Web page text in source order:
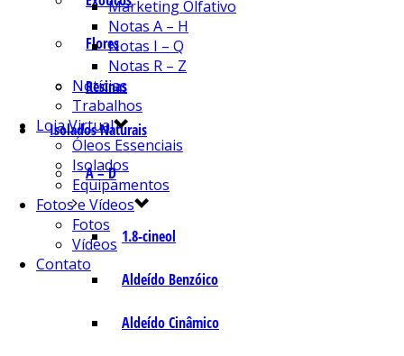
Flores
Resinas
Isolados Naturais
A – D
1.8-cineol
Aldeído Benzóico
Aldeído Cinâmico
Marketing Olfativo
Notas A – H
Notas I – Q
Notas R – Z
Notícias
Trabalhos
Loja Virtual
Óleos Essenciais
Isolados
Equipamentos
Fotos e Vídeos
Fotos
Vídeos
Contato